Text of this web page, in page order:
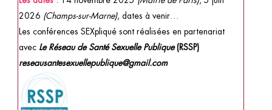
2026 (Champs-sur-Marne), dates à venir…
Les conférences SEXpliqué sont réalisées en partenariat
avec Le Réseau de Santé Sexuelle Publique(RSSP)
reseausantesexuellepublique@gmail.com